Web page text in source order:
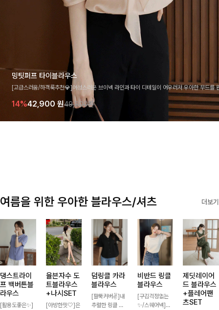
밍팃퍼프 타이블라우스
[고급스러움/하객룩추천💎]여성스러운 브이넥 라인과 타이 디테일이 어우러져 우아한 무드를
라우스 🤍 여유로운 7부 소매로 편안하게 착용되며 데일리룩부터 출근룩, 하객룩까지 세련된
기 좋은 아이템이에요
14%42,900 원49,800원
여름을 위한 우아한 블라우스/셔츠 더보기
댕스트라이
프 백버튼블
라우스
[활용도좋은✨]
율븐자수 도
트블라우스
+나시SET
[아방한핏🤍]은
덤링클 카라
블라우스
[팔뚝커버✌]내
추럴한 링클 텍
비반드 링클
블라우스
[구김걱정없는
✨/스퀘어넥]입
제딧레이어
드 블라우스
+플레어팬
츠SET